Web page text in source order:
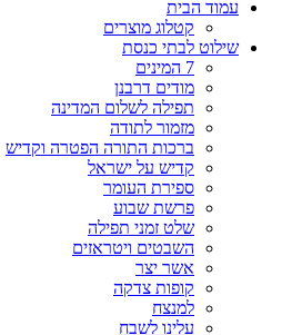
עמוד הבית
קטלוג מוצרים
שילוט לבתי כנסת
7 המינים
מודים דרבנן
תפילה לשלום המדינה
מזמור לתודה
ברכות התורה הפטרה וקדיש
קדיש על ישראל
ספירת העומר
פרשת שבוע
שלט זמני תפילה
השבטים ויטראזים
אשר יצר
קופות צדקה
למנצח
עלינו לשבח